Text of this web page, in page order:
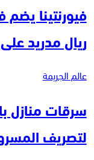
فيورنتينا
ريال مدريد
عالم الجريمة
سرقات منازل
لتصريف